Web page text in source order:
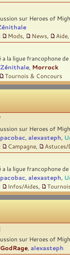
sur Heroes of
Mods News Aide
a la ligue francophone
Zénithale Morrock
Tournois & Concours
sur Heroes of
pacobac alexasteph
Campagne
a la ligue francophone
pacobac alexasteph
Infos/Aides
sur Heroes of
GodRage alexasteph